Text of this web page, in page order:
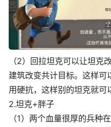
（2）回拉坦克可以让坦克
建筑改变共计目标。这样
用硬抗，这样别的坦克就可
2.坦克+胖子
（1）两个血量很厚的兵种